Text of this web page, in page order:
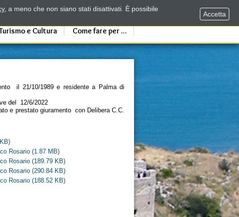
e Cultura Come fare per ...
il 21/10/1989 e residente a Palma di
del 12/6/2022
e prestato giuramento con Delibera C.C.
Rosario (1.87 MB)
Rosario (189.79 KB)
Rosario (290.84 KB)
Rosario (188.52 KB)
, a meno che non siano stati disattivati. È possibile
Accetta